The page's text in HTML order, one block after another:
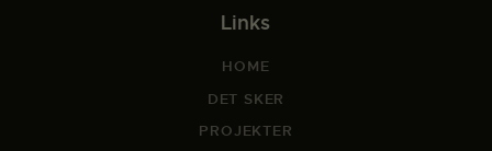
Links
HOME
DET SKER
PROJEKTER